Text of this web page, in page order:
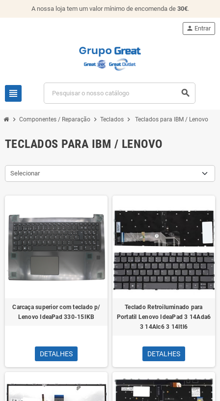
A nossa loja tem um valor mínimo de encomenda de 30€.
view_headline search
person Entrar
chevron_right Componentes / Reparação chevron_right Teclados chevron_right Teclados para IBM / Lenovo
TECLADOS PARA IBM / LENOVO
Selecionar
Carcaça superior com teclado p/
Lenovo IdeaPad 330-15IKB
DETALHES
Teclado Retroiluminado para
Portatil Lenovo IdeaPad 3 14Ada6
3 14Alc6 3 14Itl6
DETALHES